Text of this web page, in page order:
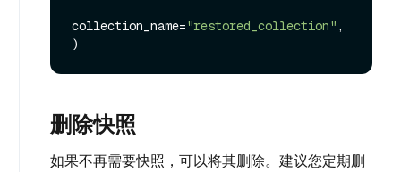
collection_name="restored_collection" ,
删除快照
如果不再需要快照，可以将其删除。建议您定期删